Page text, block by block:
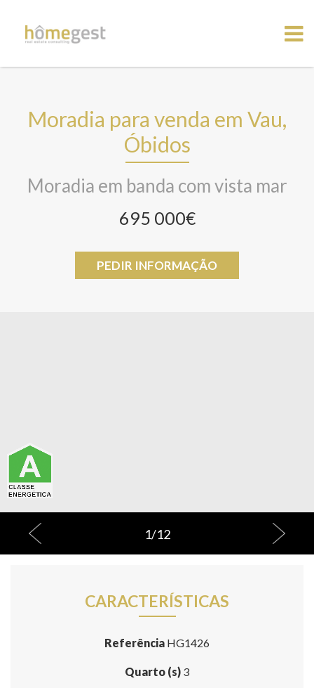
Moradia para venda em Vau,
Óbidos
Moradia em banda com vista mar
695 000€
PEDIR INFORMAÇÃO
1/12
CARACTERÍSTICAS
Referência HG1426
Quarto (s) 3